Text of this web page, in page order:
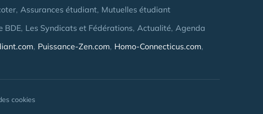
Assurances étudiant Mutuelles étudiant
BDE Les Syndicats et Fédérations Actualité Agenda
Puissance-Zen.com Homo-Connecticus.com
cookies